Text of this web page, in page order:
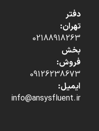
دفتر
تهران:
02188918263
بخش
فروش:
09126238673
ایمیل:
info@ansysfluent.ir